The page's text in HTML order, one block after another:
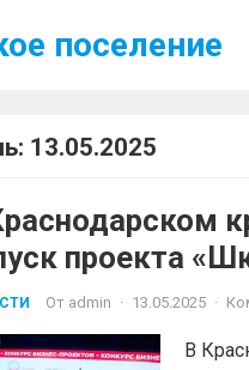
поселение
13.05.2025
проекта
От admin · 13.05.2025 ·
В